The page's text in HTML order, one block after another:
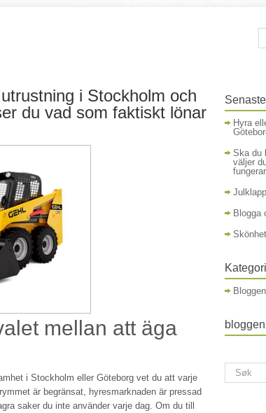
i Stockholm och
du vad som faktiskt lönar
mellan att äga
i Stockholm eller Göteborg vet du att varje
är begränsat, hyresmarknaden är pressad
saker du inte använder varje dag. Om du till
Hyra
Ska du
väljer
fungerar
Blogga